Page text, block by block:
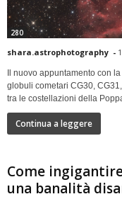
280
shara.astrophotography -
Il nuovo appuntamento con
globuli cometari CG30,
tra le costellazioni della
Continua a leggere
Come
una banalità